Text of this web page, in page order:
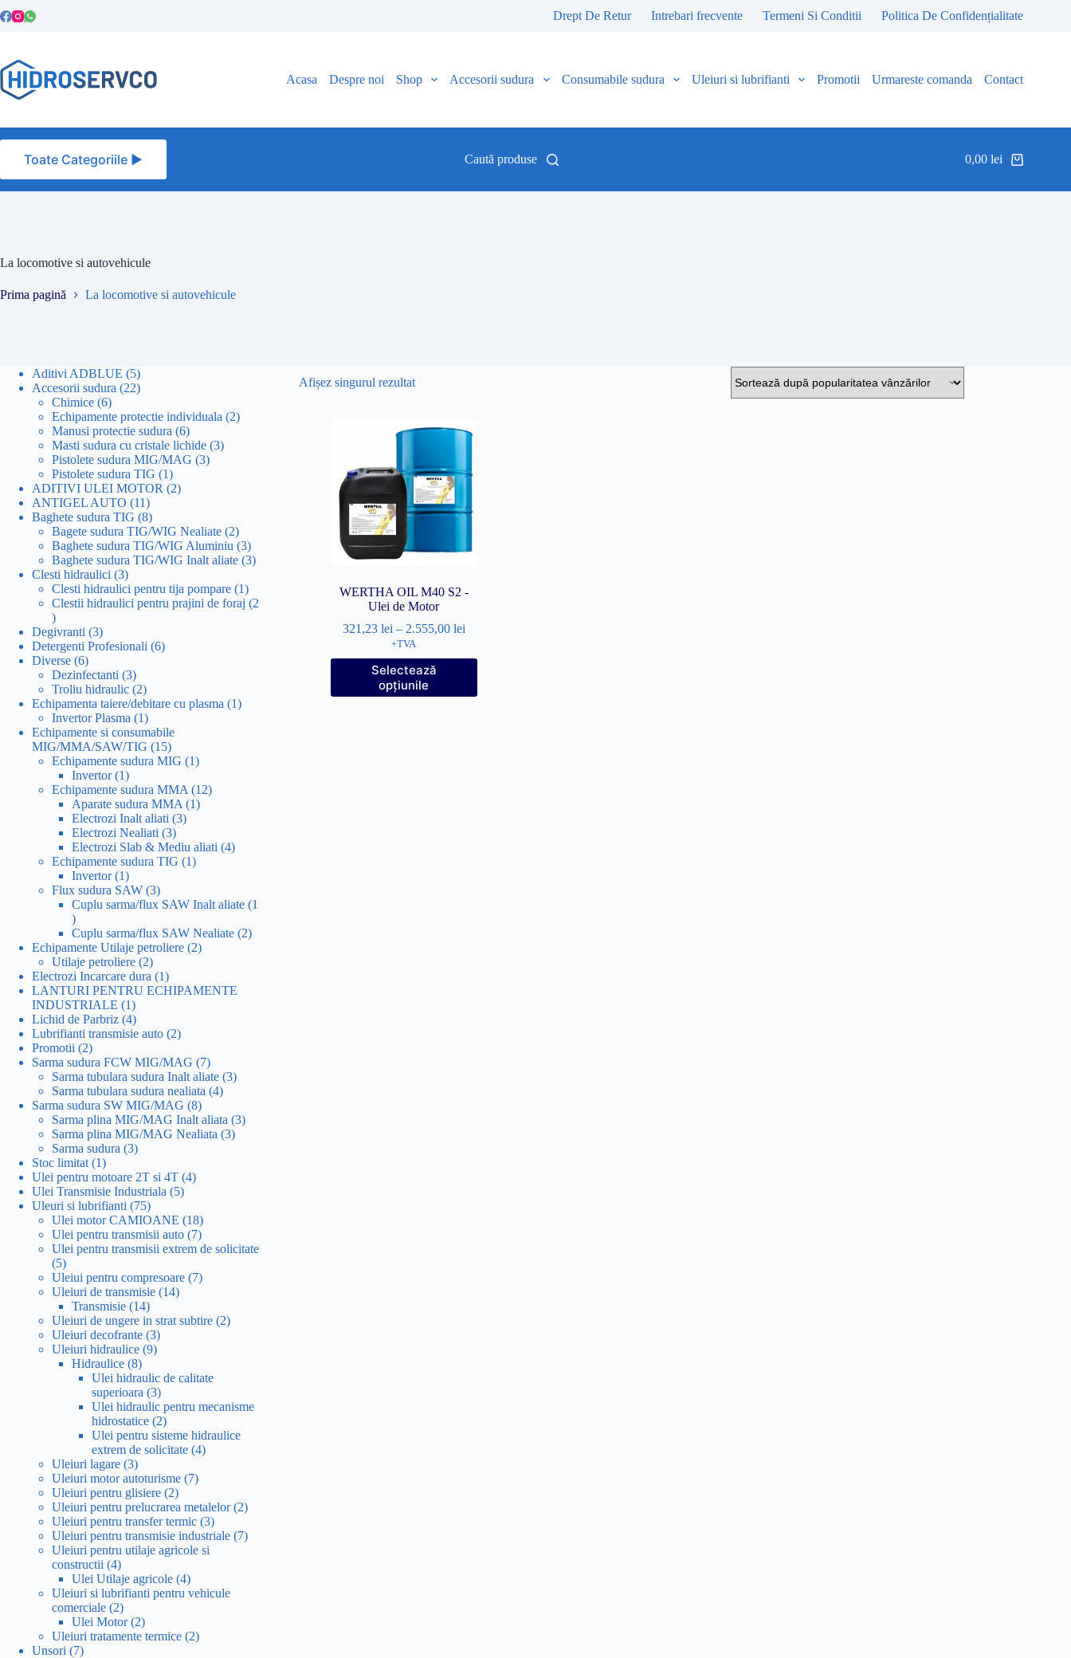
la
Drept De Retur Intrebari frecvente Termeni Si Conditii Politica De Confidențialitate
Acasa Despre noi Shop Accesorii sudura Consumabile sudura Uleiuri si lubrifianti Promotii Urmareste comanda Contact
Toate Categoriile ► Caută produse
Coș
cumpărături
0,00 lei
La locomotive si autovehicule
Prima pagină La locomotive si autovehicule
Afișez singurul rezultat
WERTHA OIL M40 S2 -
Ulei de Motor
321,23 lei – 2.555,00 lei
+TVA
Selectează
opțiunile
Acest
produs
are
Aditivi ADBLUE 55
produse
Accesorii sudura 2222
produse
Chimice 66
produse
Echipamente protectie individuala 22
Manusi protectie sudura 66
produse
Masti sudura cu cristale lichide 33
Pistolete sudura MIG/MAG 33
Pistolete sudura TIG 11
produs
ADITIVI ULEI MOTOR 22
ANTIGEL AUTO 1111
produse
Baghete sudura TIG 88
produse
Bagete sudura TIG/WIG Nealiate 22
produse
Baghete sudura TIG/WIG Aluminiu 33
produse
Baghete sudura TIG/WIG Inalt aliate 33
Clesti hidraulici 33
produse
Clesti hidraulici pentru tija pompare 11
produs
Clestii hidraulici pentru prajini de foraj
2
2
produse
Degivranti 33
produse
Detergenti Profesionali 66
Diverse 66
produse
Dezinfectanti 33
produse
Troliu hidraulic 22
produse
Echipamenta taiere/debitare cu plasma 11
Invertor Plasma 11
produs
Echipamente si consumabile
MIG/MMA/SAW/TIG
1515
produse
Echipamente sudura MIG 11
Invertor 11
produs
Echipamente sudura MMA 1212
Aparate sudura MMA 11
Electrozi Inalt aliati 33
Electrozi Nealiati 33
produse
Electrozi Slab & Mediu aliati 44
Echipamente sudura TIG 11
Invertor 11
produs
Flux sudura SAW 33
produse
Cuplu sarma/flux SAW Inalt aliate 1
1
produs
Cuplu sarma/flux SAW Nealiate 22
Echipamente Utilaje petroliere 22
Utilaje petroliere 22
produse
Electrozi Incarcare dura 11
produs
LANTURI PENTRU ECHIPAMENTE
INDUSTRIALE
11
produs
Lichid de Parbriz 44
produse
Lubrifianti transmisie auto 22
Promotii 22
produse
Sarma sudura FCW MIG/MAG 77
produse
Sarma tubulara sudura Inalt aliate 33
Sarma tubulara sudura nealiata 44
Sarma sudura SW MIG/MAG 88
produse
Sarma plina MIG/MAG Inalt aliata 33
Sarma plina MIG/MAG Nealiata 33
Sarma sudura 33
Stoc limitat 11
produs
Ulei pentru motoare 2T si 4T 44
Ulei Transmisie Industriala 55
Uleuri si lubrifianti 7575
de
produse
Ulei motor CAMIOANE 1818
produse
Ulei pentru transmisii auto 77
produse
Ulei pentru transmisii extrem de solicitate
55
produse
Uleiui pentru compresoare 77
Uleiuri de transmisie 1414
Transmisie 1414
produse
Uleiuri de ungere in strat subtire 22
Uleiuri decofrante 33
produse
Uleiuri hidraulice 99
Hidraulice 88
produse
Ulei hidraulic de calitate
superioara 33
produse
Ulei hidraulic pentru mecanisme
hidrostatice 22
produse
Ulei pentru sisteme hidraulice
extrem de solicitate 44
Uleiuri lagare 33
produse
Uleiuri motor autoturisme 77
Uleiuri pentru glisiere 22
produse
Uleiuri pentru prelucrarea metalelor 22
Uleiuri pentru transfer termic 33
produse
Uleiuri pentru transmisie industriale 77
Uleiuri pentru utilaje agricole si
constructii 44
produse
Ulei Utilaje agricole 44
produse
Uleiuri si lubrifianti pentru vehicule
comerciale 22
produse
Ulei Motor 22
produse
Uleiuri tratamente termice 22
Unsori 77